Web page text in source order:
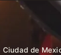
de